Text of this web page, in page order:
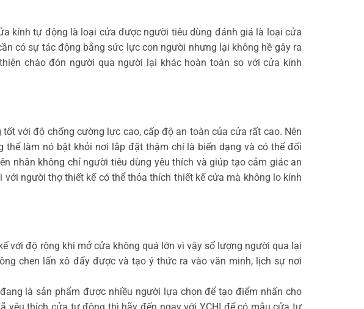
kính tự động là loại cửa được người tiêu dùng đánh giá là loại cửa
có sự tác động bằng sức lực con người nhưng lại không hề gây ra
chào đón người qua người lại khác hoàn toàn so với cửa kính
với độ chống cường lực cao, cấp độ an toàn của cửa rất cao. Nên
làm nó bật khỏi nơi lắp đặt thậm chí là biến dạng và có thể đối
nhân không chỉ người tiêu dùng yêu thích và giúp tạo cảm giác an
người thợ thiết kế có thể thỏa thích thiết kế cửa mà không lo kính
với độ rộng khi mở cửa không quá lớn vì vậy số lượng người qua lại
chen lấn xô đẩy được và tạo ý thức ra vào văn minh, lịch sự nơi
là sản phẩm được nhiều người lựa chọn để tạo điểm nhấn cho